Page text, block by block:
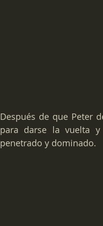
Después de que Peter
para darse la vuelta
penetrado y dominado.